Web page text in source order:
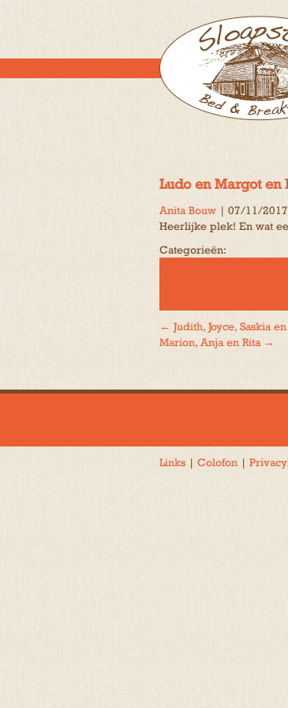
Ludo en Margot en
Anita Bouw | 07/11/2017
Heerlijke plek! En wat
Categorieën:
Bericht
navigatie
← Judith, Joyce, Saskia
Marion, Anja en Rita →
Links | Colofon |